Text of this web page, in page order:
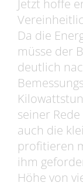
Jetzt hoffe
Da die
müsse der
deutlich
seiner
auch die
profitieren
ihm
Höhe von